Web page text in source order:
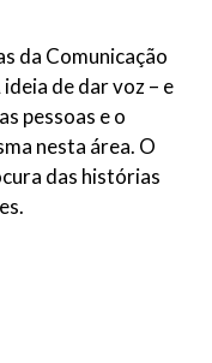
da Comunicação
de dar voz – e
pessoas e o
nesta área. O
das histórias